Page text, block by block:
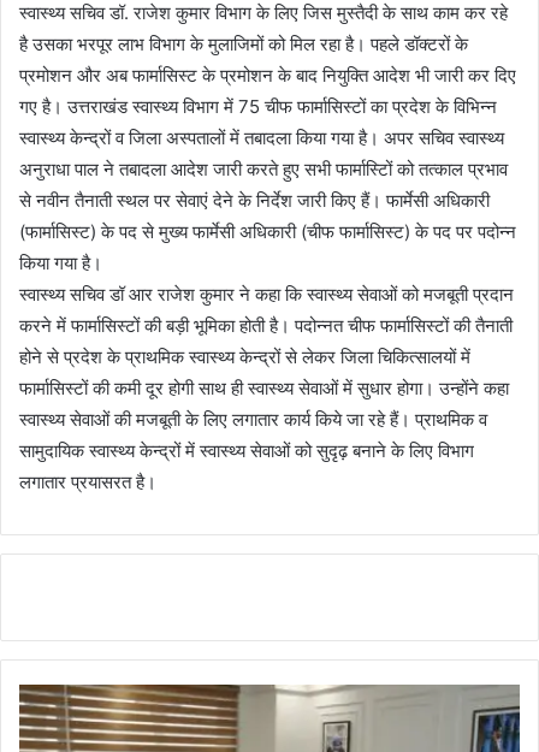
स्वास्थ्य सचिव डॉ. राजेश कुमार विभाग के लिए जिस मुस्तैदी के साथ काम कर रहे
है उसका भरपूर लाभ विभाग के मुलाजिमों को मिल रहा है। पहले डॉक्टरों के
प्रमोशन और अब फार्मासिस्ट के प्रमोशन के बाद नियुक्ति आदेश भी जारी कर दिए
गए है। उत्तराखंड स्वास्थ्य विभाग में 75 चीफ फार्मासिस्टों का प्रदेश के विभिन्न
स्वास्थ्य केन्द्रों व जिला अस्पतालों में तबादला किया गया है। अपर सचिव स्वास्थ्य
अनुराधा पाल ने तबादला आदेश जारी करते हुए सभी फार्मास्टिों को तत्काल प्रभाव
से नवीन तैनाती स्थल पर सेवाएं देने के निर्देश जारी किए हैं। फार्मेसी अधिकारी
(फार्मासिस्ट) के पद से मुख्य फार्मेसी अधिकारी (चीफ फार्मासिस्ट) के पद पर पदोन्न
किया गया है।
स्वास्थ्य सचिव डॉ आर राजेश कुमार ने कहा कि स्वास्थ्य सेवाओं को मजबूती प्रदान
करने में फार्मासिस्टों की बड़ी भूमिका होती है। पदोन्नत चीफ फार्मासिस्टों की तैनाती
होने से प्रदेश के प्राथमिक स्वास्थ्य केन्द्रों से लेकर जिला चिकित्सालयों में
फार्मासिस्टों की कमी दूर होगी साथ ही स्वास्थ्य सेवाओं में सुधार होगा। उन्होंने कहा
स्वास्थ्य सेवाओं की मजबूती के लिए लगातार कार्य किये जा रहे हैं। प्राथमिक व
सामुदायिक स्वास्थ्य केन्द्रों में स्वास्थ्य सेवाओं को सुदृढ़ बनाने के लिए विभाग
लगातार प्रयासरत है।